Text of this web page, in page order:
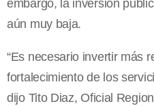
embargo, la inversión
aún muy baja.
“Es necesario invertir más
fortalecimiento de los
dijo Tito Diaz, Oficial